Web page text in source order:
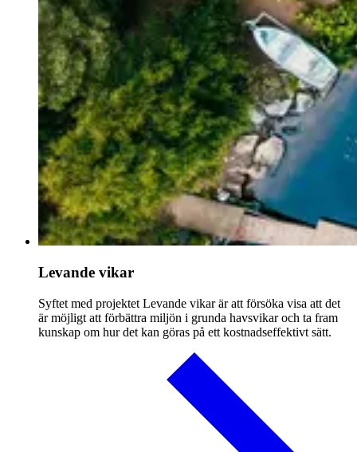
Levande vikar
Syftet med projektet Levande vikar är att försöka visa att det
är möjligt att förbättra miljön i grunda havsvikar och ta fram
kunskap om hur det kan göras på ett kostnadseffektivt sätt.